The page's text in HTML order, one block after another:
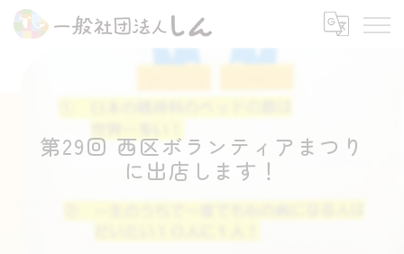
第29回 西区ボランティアまつり
に出店します！